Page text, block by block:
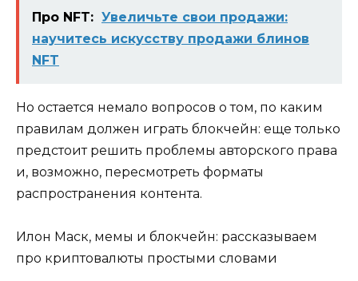
Про NFT: Увеличьте свои продажи:
научитесь искусству продажи блинов
NFT
Но остается немало вопросов о том, по каким
правилам должен играть блокчейн: еще только
предстоит решить проблемы авторского права
и, возможно, пересмотреть форматы
распространения контента.
Илон Маск, мемы и блокчейн: рассказываем
про криптовалюты простыми словами